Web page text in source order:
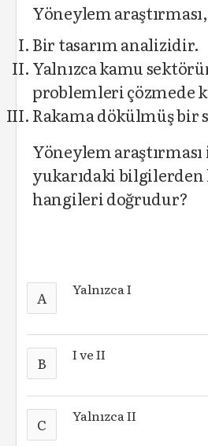
Yöneylem araştırması,
Bir tasarım analizidir.
Yalnızca kamu
problemleri çözmede
Rakama dökülmüş bir
Yöneylem
yukarıdaki bilgilerden
hangileri doğrudur?
A Yalnızca I
B I ve II
C Yalnızca II